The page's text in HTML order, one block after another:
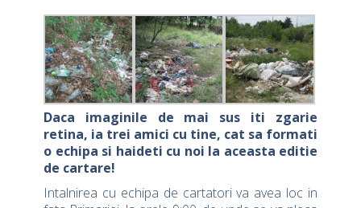
Daca imaginile de mai sus iti zgarie
retina, ia trei amici cu tine, cat sa formati
o echipa si haideti cu noi la aceasta editie
de cartare!
Intalnirea cu echipa de cartatori va avea loc in